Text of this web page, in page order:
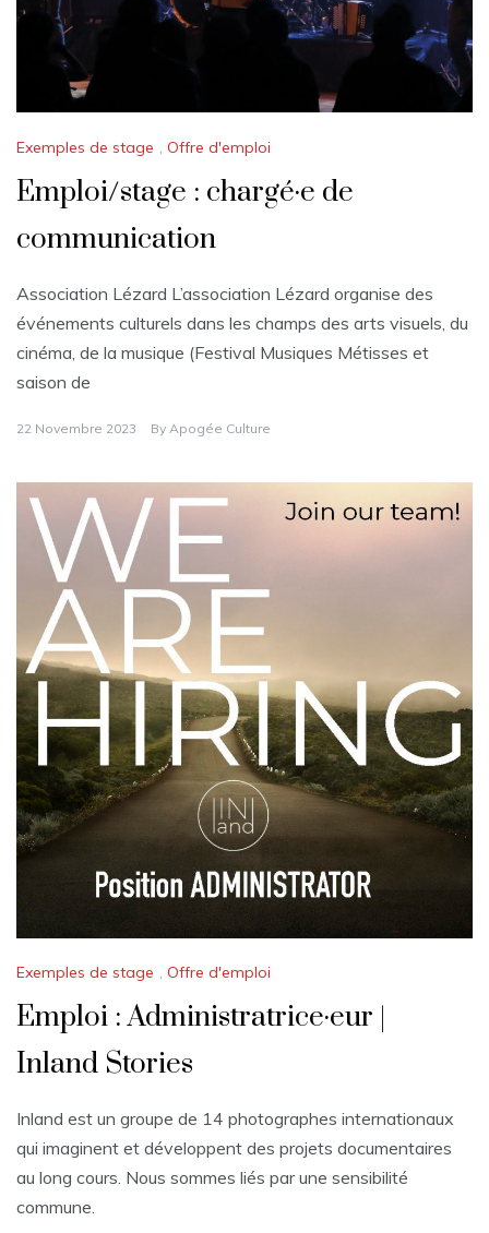
Exemples de stage Offre d'emploi
Emploi/stage : chargé·e de
communication
Association Lézard L’association Lézard organise des
événements culturels dans les champs des arts visuels, du
cinéma, de la musique (Festival Musiques Métisses et
saison de
22 Novembre 2023 By Apogée Culture
Exemples de stage , Offre d'emploi
Emploi : Administratrice·eur |
Inland Stories
Inland est un groupe de 14 photographes internationaux
qui imaginent et développent des projets documentaires
au long cours. Nous sommes liés par une sensibilité
commune.